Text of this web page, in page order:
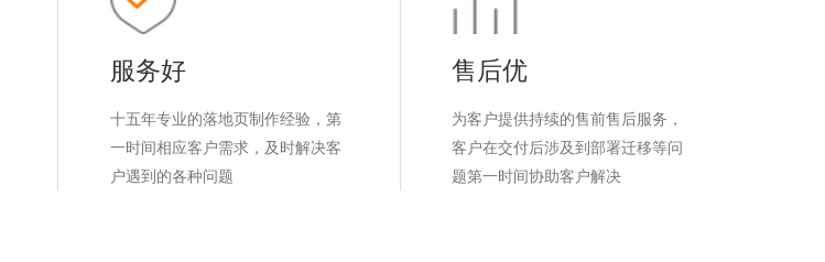
服务好
十五年专业的落地页制作经验，第
一时间相应客户需求，及时解决客
户遇到的各种问题
售后优
为客户提供持续的售前售后服务，
客户在交付后涉及到部署迁移等问
题第一时间协助客户解决